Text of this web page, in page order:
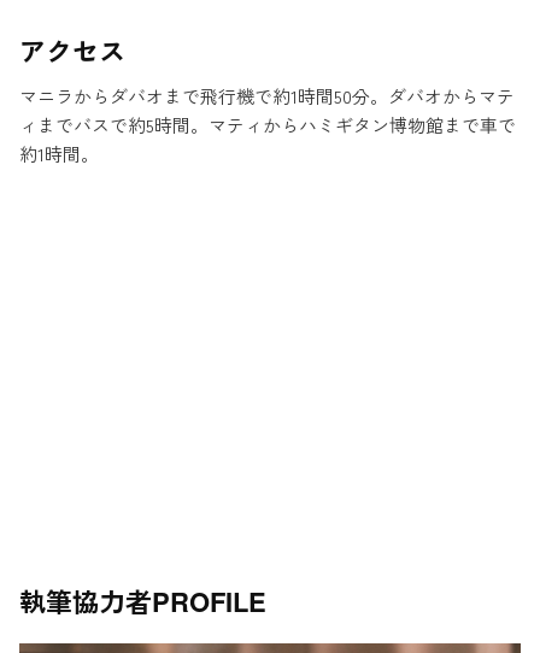
アクセス
マニラからダバオまで飛行機で約1時間50分。ダバオからマテ
ィまでバスで約5時間。マティからハミギタン博物館まで車で
約1時間。
執筆協力者PROFILE